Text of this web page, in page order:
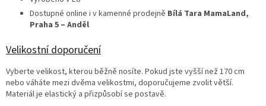
Dostupné online i v kamenné prodejně Bílá Tara MamaLand,
Praha 5 – Anděl
Velikostní doporučení
Vyberte velikost, kterou běžně nosíte. Pokud jste vyšší než 170 cm
nebo váháte mezi dvěma velikostmi, doporučujeme zvolit větší.
Materiál je elastický a přizpůsobí se postavě.